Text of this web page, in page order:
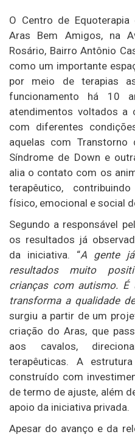
O Centro de
Aras Bem Amigos, na
Rosário, Bairro Antônio
como um importante
por meio de terapias
funcionamento há 10
atendimentos voltados a
com diferentes
aquelas com Transtorno
Síndrome de Down e
alia o contato com os
terapêutico,
físico, emocional e social
Segundo a responsável
os resultados já
da iniciativa. “A gente
resultados muito
crianças com autismo. É
transforma a qualidade
surgiu a partir de um
criação do Aras, que
aos cavalos,
terapêuticas. A
construído com
de termo de ajuste, além
apoio da iniciativa privada.
Apesar do avanço e da